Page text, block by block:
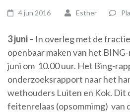
4 jun 2016 Esther
3 juni – In overleg met de
openbaar maken van het
juni om 10.00 uur. Het Bing-
onderzoeksrapport naar het
wethouders Luiten en Kok. Dit
feitenrelaas (opsommimg) van